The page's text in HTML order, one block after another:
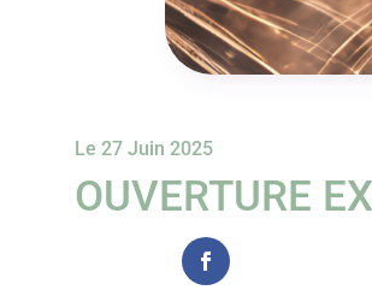
Le 27 Juin 2025
OUVERTURE